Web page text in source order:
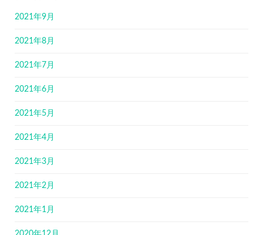
2021年9月
2021年8月
2021年7月
2021年6月
2021年5月
2021年4月
2021年3月
2021年2月
2021年1月